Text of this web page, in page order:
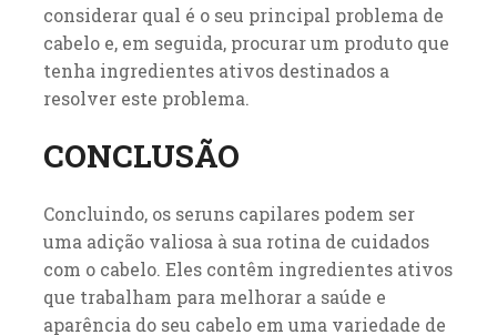
considerar qual é o seu principal problema de
cabelo e, em seguida, procurar um produto que
tenha ingredientes ativos destinados a
resolver este problema.
CONCLUSÃO
Concluindo, os seruns capilares podem ser
uma adição valiosa à sua rotina de cuidados
com o cabelo. Eles contêm ingredientes ativos
que trabalham para melhorar a saúde e
aparência do seu cabelo em uma variedade de